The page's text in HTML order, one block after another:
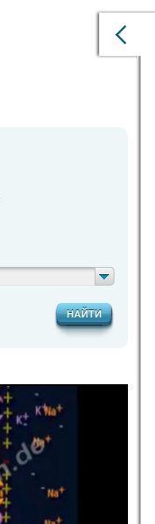
НАЙТИ